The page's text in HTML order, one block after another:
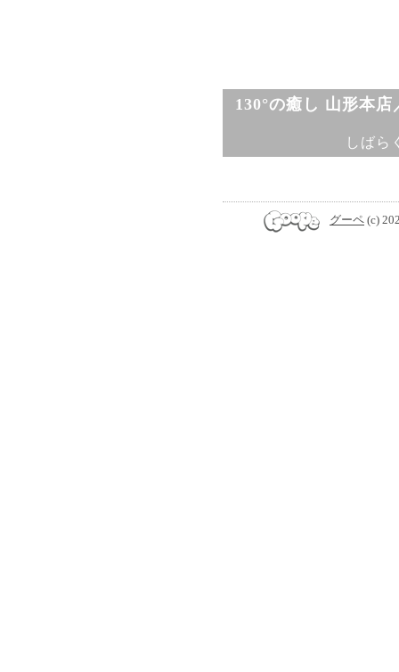
130°の癒し 山形本
しばら
グーペ (c)